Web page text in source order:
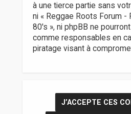
à une tierce partie sans
ni « Reggae Roots Forum -
80's », ni phpBB ne
comme responsables en
piratage visant à